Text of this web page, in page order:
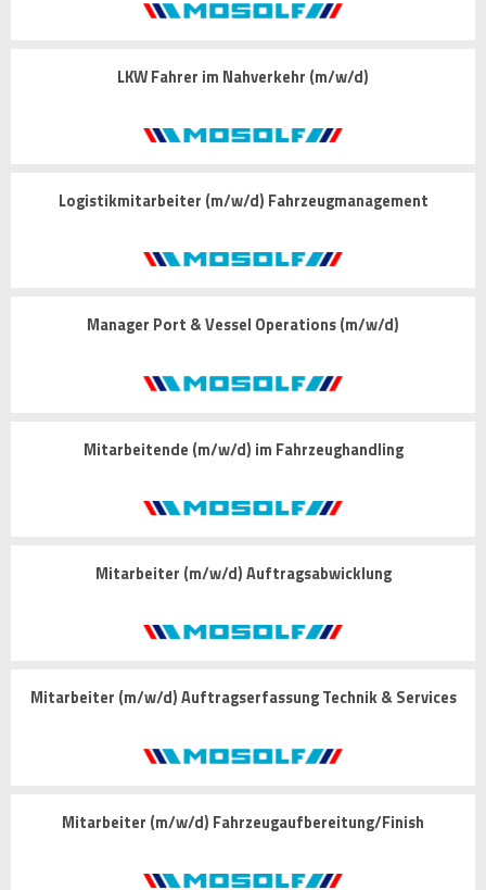
LKW Fahrer im Nahverkehr (m/w/d)
Logistikmitarbeiter (m/w/d) Fahrzeugmanagement
Manager Port & Vessel Operations (m/w/d)
Mitarbeitende (m/w/d) im Fahrzeughandling
Mitarbeiter (m/w/d) Auftragsabwicklung
Mitarbeiter (m/w/d) Auftragserfassung Technik & Services
Mitarbeiter (m/w/d) Fahrzeugaufbereitung/Finish